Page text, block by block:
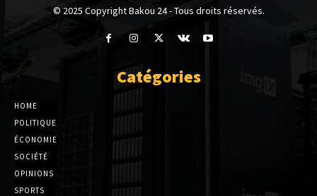
© 2025 Copyright Bakou 24 - Tous droits réservés.
Catégories
HOME
POLITIQUE
ÉCONOMIE
SOCIÉTÉ
OPINIONS
SPORTS